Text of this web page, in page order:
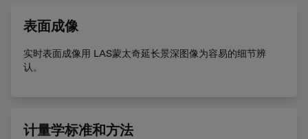
表面成像
实时表面成像用 LAS蒙太奇延长景深图像为容易的细节辨
认。
计量学标准和方法